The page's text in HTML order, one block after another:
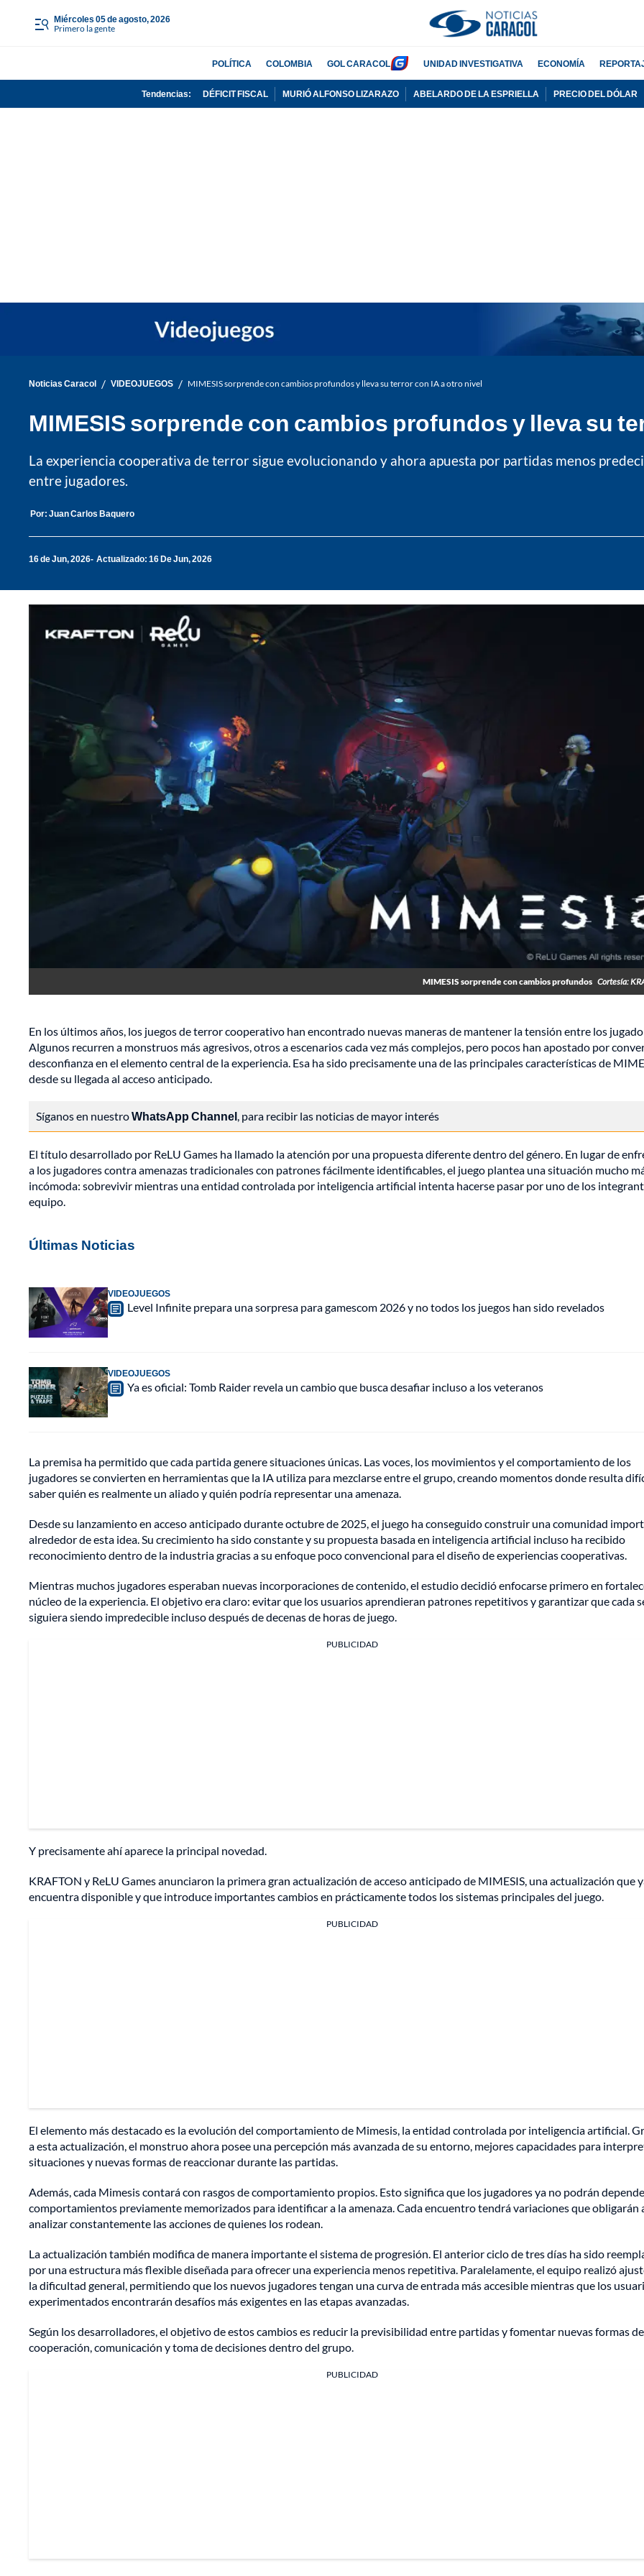
miércoles 05 de agosto, 2026
Primero la gente
POLÍTICA COLOMBIA GOL CARACOL UNIDAD INVESTIGATIVA ECONOMÍA
Tendencias: DÉFICIT FISCAL MURIÓ ALFONSO LIZARAZO ABELARDO DE LA ESPRIELLA PRECIO DEL DÓLAR
Noticias Caracol / VIDEOJUEGOS / MIMESIS sorprende con cambios profundos y lleva su terror con IA a otro nivel
MIMESIS sorprende con cambios profundos y lleva su
La experiencia cooperativa de terror sigue evolucionando y ahora apuesta por partidas menos
entre jugadores.
Por: Juan Carlos Baquero
16 de Jun, 2026 Actualizado: 16 De Jun, 2026
MIMESIS sorprende con cambios profundos Cortesía:
En los últimos años, los juegos de terror cooperativo han encontrado nuevas maneras de mantener la tensión entre los
Algunos recurren a monstruos más agresivos, otros a escenarios cada vez más complejos, pero pocos han apostado por
desconfianza en el elemento central de la experiencia. Esa ha sido precisamente una de las principales características de
desde su llegada al acceso anticipado.
Síganos en nuestroWhatsApp Channel, para recibir las noticias de mayor interés
El título desarrollado por ReLU Games ha llamado la atención por una propuesta diferente dentro del género. En lugar de
a los jugadores contra amenazas tradicionales con patrones fácilmente identificables, el juego plantea una situación mucho
incómoda: sobrevivir mientras una entidad controlada por inteligencia artificial intenta hacerse pasar por uno de los
equipo.
Últimas Noticias
VIDEOJUEGOS
Level Infinite prepara una sorpresa para gamescom 2026 y no todos los juegos han sido revelados
VIDEOJUEGOS
Ya es oficial: Tomb Raider revela un cambio que busca desafiar incluso a los veteranos
La premisa ha permitido que cada partida genere situaciones únicas. Las voces, los movimientos y el comportamiento de los
jugadores se convierten en herramientas que la IA utiliza para mezclarse entre el grupo, creando momentos donde resulta
saber quién es realmente un aliado y quién podría representar una amenaza.
Desde su lanzamiento en acceso anticipado durante octubre de 2025, el juego ha conseguido construir una comunidad
alrededor de esta idea. Su crecimiento ha sido constante y su propuesta basada en inteligencia artificial incluso ha recibido
reconocimiento dentro de la industria gracias a su enfoque poco convencional para el diseño de experiencias cooperativas.
Mientras muchos jugadores esperaban nuevas incorporaciones de contenido, el estudio decidió enfocarse primero en
núcleo de la experiencia. El objetivo era claro: evitar que los usuarios aprendieran patrones repetitivos y garantizar que cada
siguiera siendo impredecible incluso después de decenas de horas de juego.
PUBLICIDAD
Y precisamente ahí aparece la principal novedad.
KRAFTON y ReLU Games anunciaron la primera gran actualización de acceso anticipado de MIMESIS, una actualización que
encuentra disponible y que introduce importantes cambios en prácticamente todos los sistemas principales del juego.
PUBLICIDAD
El elemento más destacado es la evolución del comportamiento de Mimesis, la entidad controlada por inteligencia artificial.
a esta actualización, el monstruo ahora posee una percepción más avanzada de su entorno, mejores capacidades para
situaciones y nuevas formas de reaccionar durante las partidas.
Además, cada Mimesis contará con rasgos de comportamiento propios. Esto significa que los jugadores ya no podrán
comportamientos previamente memorizados para identificar a la amenaza. Cada encuentro tendrá variaciones que obligarán
analizar constantemente las acciones de quienes los rodean.
La actualización también modifica de manera importante el sistema de progresión. El anterior ciclo de tres días ha sido
por una estructura más flexible diseñada para ofrecer una experiencia menos repetitiva. Paralelamente, el equipo realizó
la dificultad general, permitiendo que los nuevos jugadores tengan una curva de entrada más accesible mientras que los
experimentados encontrarán desafíos más exigentes en las etapas avanzadas.
Según los desarrolladores, el objetivo de estos cambios es reducir la previsibilidad entre partidas y fomentar nuevas formas de
cooperación, comunicación y toma de decisiones dentro del grupo.
PUBLICIDAD